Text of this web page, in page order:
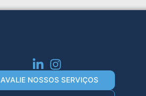
AVALIE NOSSOS SERVIÇOS